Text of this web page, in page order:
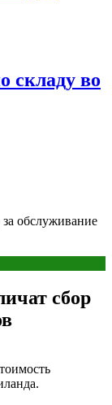
складу во
обслуживание
сбор